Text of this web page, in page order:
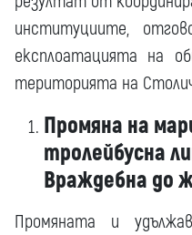
институциите,
експлоатацията на
територията на
Промяна на
тролейбусна
Враждебна до
Промяната и